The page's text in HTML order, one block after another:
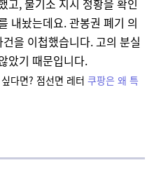
고, 불기소 지시 정황을 확인
내놨는데요. 관봉권 폐기 의
을 이첩했습니다. 고의 분실
았기 때문입니다.
다면? 점선면 레터 쿠팡은 왜 특